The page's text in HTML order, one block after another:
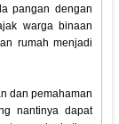
pangan dengan
warga binaan
rumah menjadi
dan pemahaman
nantinya dapat